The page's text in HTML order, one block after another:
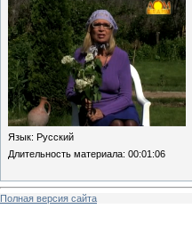
Язык: Русский
Длительность материала: 00:01:06
Полная версия сайта